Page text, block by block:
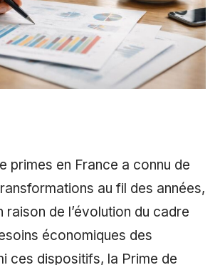
primes en France a connu de
au fil des années,
raison de l’évolution du cadre
économiques des
ces dispositifs, la Prime de